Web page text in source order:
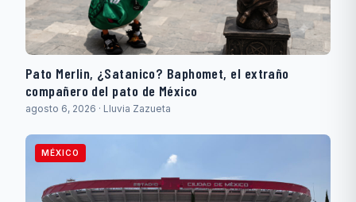
Pato Merlin, ¿Satanico? Baphomet, el extraño
compañero del pato de México
agosto 6, 2026 · Lluvia Zazueta
MÉXICO